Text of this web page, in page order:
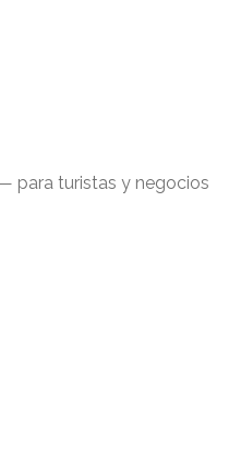
para turistas y negocios